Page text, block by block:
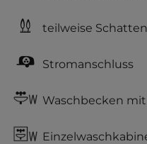
teilweise Schatten
Stromanschluss
Waschbecken